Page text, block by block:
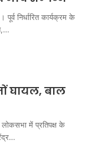
निर्धारित कार्यक्रम के
घायल, बाल
में प्रतिपक्ष के